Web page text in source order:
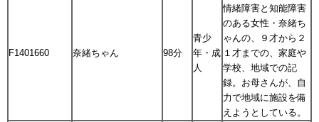
F1401660 奈緒ちゃん 98分
青少
年・成
人
情緒障害と知能障害
のある女性・奈緒ち
ゃんの、９才から２
１才までの、家庭や
学校、地域での記
録。お母さんが、自
力で地域に施設を備
えようとしている。